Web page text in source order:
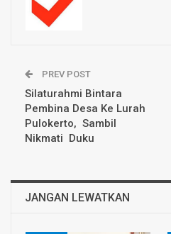
PREV POST
Silaturahmi Bintara
Pembina Desa Ke Lurah
Pulokerto, Sambil
Nikmati Duku
JANGAN LEWATKAN